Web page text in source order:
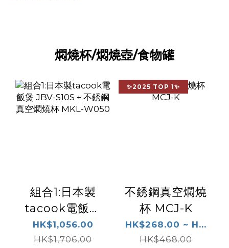
燜燒杯/燜燒壺/食物罐
組合1:日本製
tacook電飯煲
JBV-S10S + 不
銹鋼真空燜燒杯
HK$1,056.00
HK$1,706.00
✨2025 TOP 1✨
不銹鋼真空燜燒
杯 MCJ-K
HK$268.00 ~ H...
HK$468.00